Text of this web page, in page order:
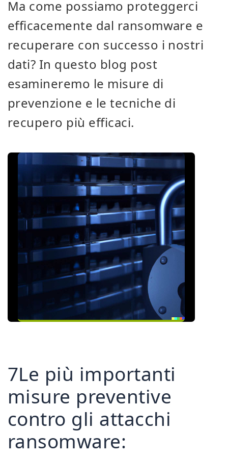
Ma come possiamo proteggerci
efficacemente dal ransomware e
recuperare con successo i nostri
dati? In questo blog post
esamineremo le misure di
prevenzione e le tecniche di
recupero più efficaci.
7Le più importanti
misure preventive
contro gli attacchi
ransomware: